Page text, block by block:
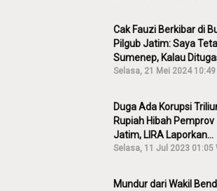
Cak Fauzi Berkibar di
Pilgub Jatim: Saya
Sumenep, Kalau
Partai Lain Cerita!
Selasa, 21 Mei 2024 10:49
Duga Ada Korupsi
Rupiah Hibah Pemprov
Jatim, LIRA Laporkan
Khofifah ke KPK: Dia
Selasa, 11 Jul 2023 01:05
Mundur dari Wakil